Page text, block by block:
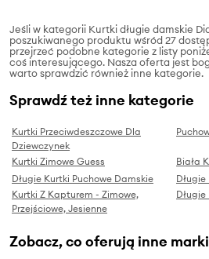
Jeśli w kategorii Kurtki długie damskie
poszukiwanego produktu wśród 27
przejrzeć podobne kategorie z listy
coś interesującego. Nasza oferta jest
warto sprawdzić również inne kategorie.
Sprawdź też inne kategorie
Kurtki Przeciwdeszczowe Dla
Dziewczynek
Kurtki Zimowe Guess
Biała
Długie Kurtki Puchowe Damskie
Kurtki Z Kapturem - Zimowe,
Przejściowe, Jesienne
Zobacz, co oferują inne